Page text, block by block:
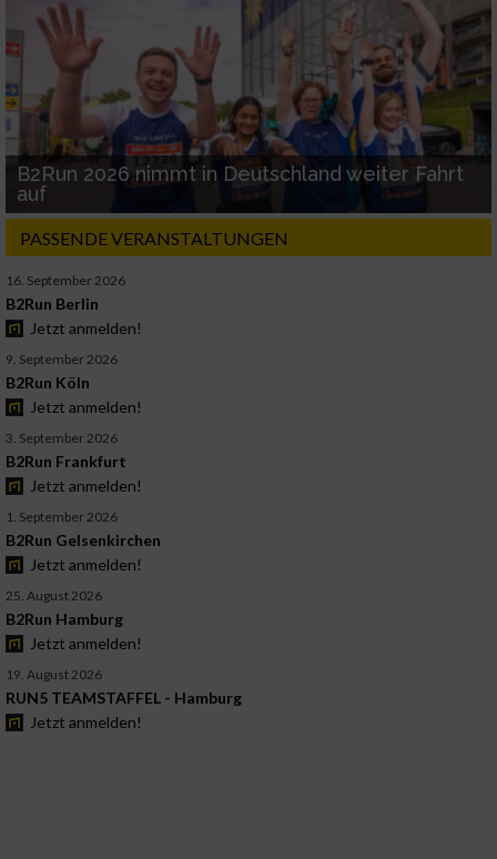
B2Run 2026 nimmt in Deutschland weiter Fahrt
auf
PASSENDE VERANSTALTUNGEN
16. September 2026
B2Run Berlin
Jetzt anmelden!
9. September 2026
B2Run Köln
Jetzt anmelden!
3. September 2026
B2Run Frankfurt
Jetzt anmelden!
1. September 2026
B2Run Gelsenkirchen
Jetzt anmelden!
25. August 2026
B2Run Hamburg
Jetzt anmelden!
19. August 2026
RUN5 TEAMSTAFFEL - Hamburg
Jetzt anmelden!